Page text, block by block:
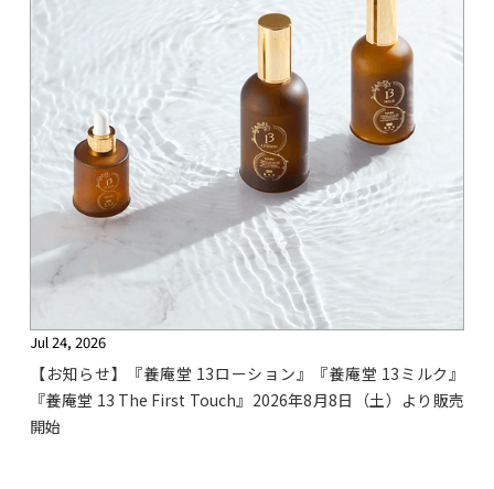
Jul 24, 2026
【お知らせ】『養庵堂 13ローション』『養庵堂 13ミルク』
『養庵堂 13 The First Touch』2026年8月8日（土）より販売
開始